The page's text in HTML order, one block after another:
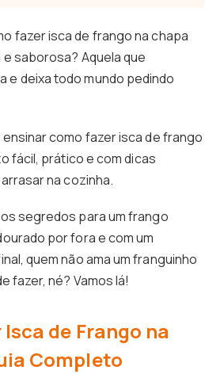
fazer isca de frango na chapa
saborosa? Aquela que
e deixa todo mundo pedindo
como fazer isca de frango
fácil, prático e com dicas
na cozinha.
segredos para um frango
por fora e com um
quem não ama um franguinho
fazer, né? Vamos lá!
de Frango na
Completo